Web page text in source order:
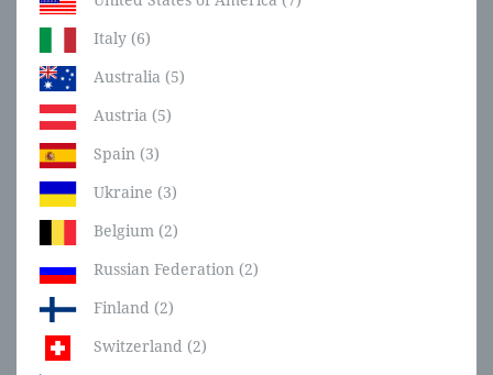
Italy (6)
Australia (5)
Austria (5)
Spain (3)
Ukraine (3)
Belgium (2)
Russian Federation (2)
Finland (2)
Switzerland (2)